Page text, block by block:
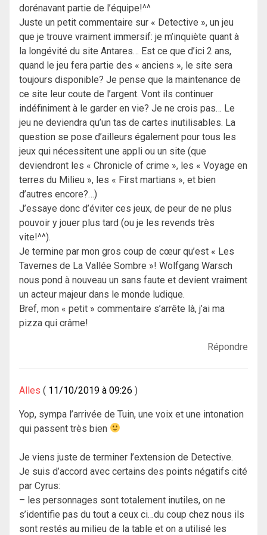
dorénavant partie de l’équipe!^^
Juste un petit commentaire sur « Detective », un jeu
que je trouve vraiment immersif: je m’inquiète quant à
la longévité du site Antares… Est ce que d’ici 2 ans,
quand le jeu fera partie des « anciens », le site sera
toujours disponible? Je pense que la maintenance de
ce site leur coute de l’argent. Vont ils continuer
indéfiniment à le garder en vie? Je ne crois pas… Le
jeu ne deviendra qu’un tas de cartes inutilisables. La
question se pose d’ailleurs également pour tous les
jeux qui nécessitent une appli ou un site (que
deviendront les « Chronicle of crime », les « Voyage en
terres du Milieu », les « First martians », et bien
d’autres encore?…)
J’essaye donc d’éviter ces jeux, de peur de ne plus
pouvoir y jouer plus tard (ou je les revends très
vite!^^).
Je termine par mon gros coup de cœur qu’est « Les
Tavernes de La Vallée Sombre »! Wolfgang Warsch
nous pond à nouveau un sans faute et devient vraiment
un acteur majeur dans le monde ludique.
Bref, mon « petit » commentaire s’arrête là, j’ai ma
pizza qui crâme!
Répondre
Alles 11/10/2019 à 09:26
Yop, sympa l’arrivée de Tuin, une voix et une intonation
qui passent très bien
Je viens juste de terminer l’extension de Detective.
Je suis d’accord avec certains des points négatifs cité
par Cyrus:
– les personnages sont totalement inutiles, on ne
s’identifie pas du tout a ceux ci…du coup chez nous ils
sont restés au milieu de la table et on a utilisé les